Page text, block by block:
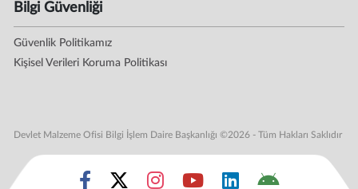
Bilgi Güvenliği
Güvenlik Politikamız
Kişisel Verileri Koruma Politikası
Devlet Malzeme Ofisi Bilgi İşlem Daire Başkanlığı ©2026 - Tüm Hakları Saklıdır